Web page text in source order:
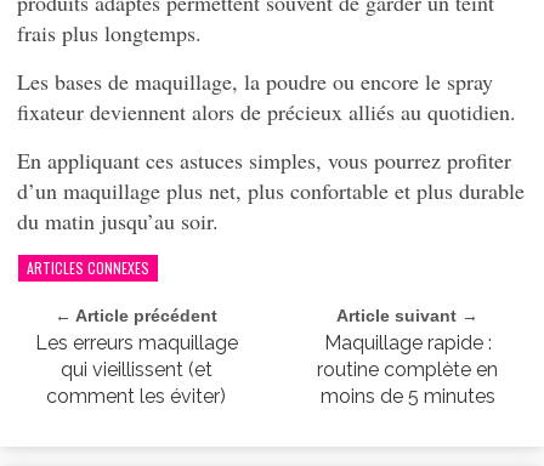
frais plus longtemps.
Les bases de maquillage, la poudre ou encore le spray
fixateur deviennent alors de précieux alliés au quotidien.
En appliquant ces astuces simples, vous pourrez profiter
d’un maquillage plus net, plus confortable et plus durable
du matin jusqu’au soir.
ARTICLES CONNEXES
← Article précédent
Les erreurs maquillage
qui vieillissent (et
comment les éviter)
Article suivant →
Maquillage rapide :
routine complète en
moins de 5 minutes